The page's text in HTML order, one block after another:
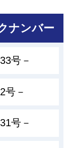
ナンバー
号－
号－
号－